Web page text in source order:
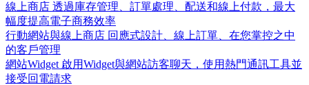
線上商店 透過庫存管理、訂單處理、配送和線上付款，最大
幅度提高電子商務效率
行動網站與線上商店 回應式設計、線上訂單、在您掌控之中
的客戶管理
網站Widget 啟用Widget與網站訪客聊天，使用熱門通訊工具並
接受回電請求